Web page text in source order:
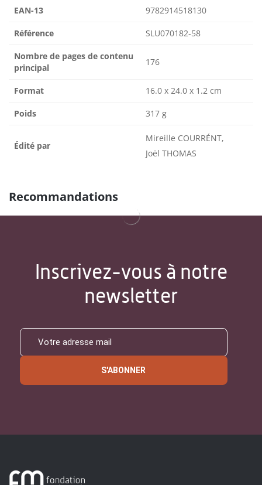
EAN-13 9782914518130
Référence SLU070182-58
Nombre de pages de contenu
principal
176
Format 16.0 x 24.0 x 1.2 cm
Poids 317 g
Édité par
Mireille COURRÉNT,
Joël THOMAS
Recommandations
Inscrivez-vous à notre
newsletter
S'ABONNER